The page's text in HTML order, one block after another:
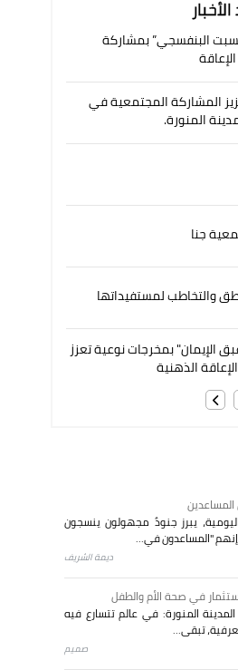
البنفسجي” بمشاركة
المشاركة المجتمعية في
المنورة.
جنا
والتخاطب لمستفيداتها
الإيمان" بمخرجات نوعية تعزز
الذهنية
يبرز جنودٌ مجهولون ينسجون
إنهم "المساعدون في...
ديمة الشريف
في صحة الأم والطفل
المنورة: في عالم تتسارع فيه
تبقى...
صميم